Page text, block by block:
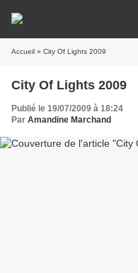
Accueil » City Of Lights 2009
City Of Lights 2009
Publié le 19/07/2009 à 18:24
Par Amandine Marchand